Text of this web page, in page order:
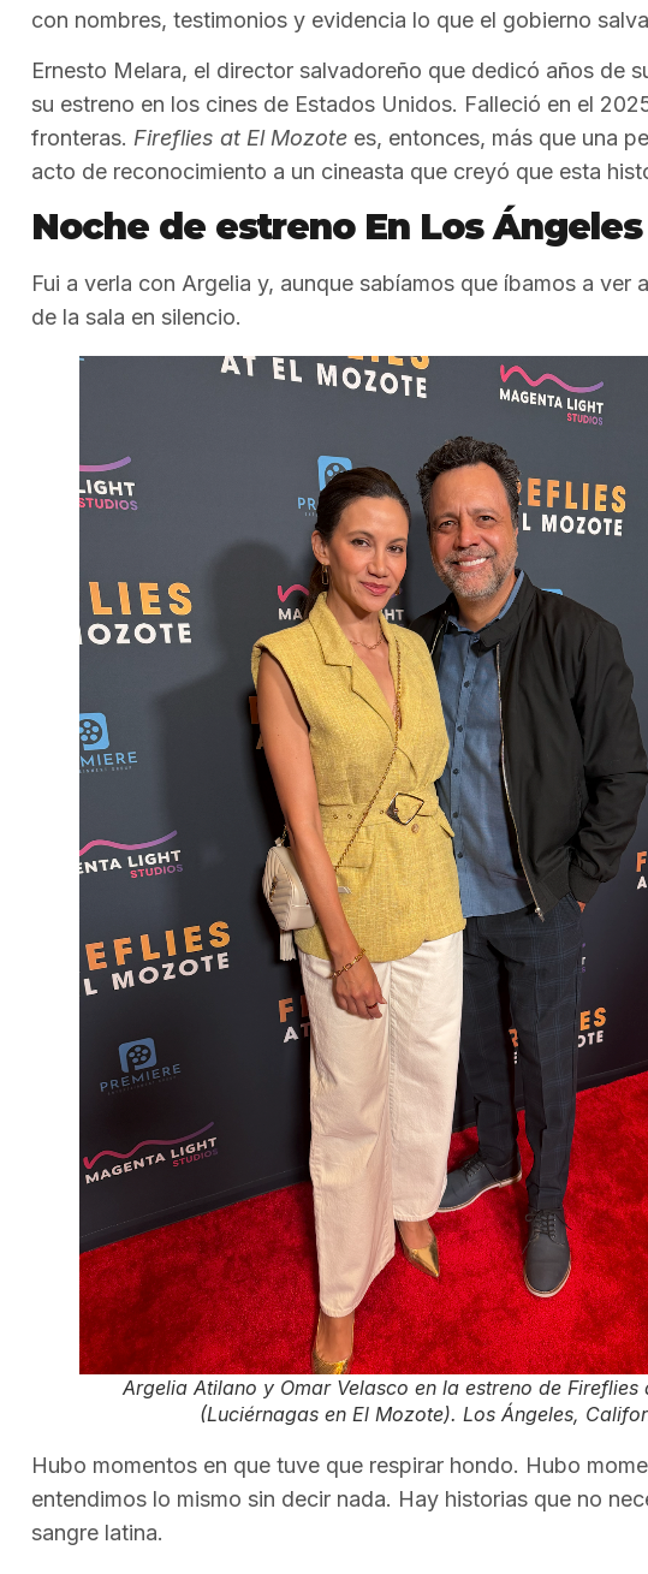
con nombres, testimonios y evidencia lo que el gobierno
Ernesto Melara, el director salvadoreño que dedicó años de
su estreno en los cines de Estados Unidos. Falleció en el
fronteras. Fireflies at El Mozote es, entonces, más que una
acto de reconocimiento a un cineasta que creyó que esta
Noche de estreno En Los Ángeles
Fui a verla con Argelia y, aunque sabíamos que íbamos a
de la sala en silencio.
Argelia Atilano y Omar Velasco en la estreno de Fireflies
(Luciérnagas en El Mozote). Los Ángeles,
Hubo momentos en que tuve que respirar hondo. Hubo
entendimos lo mismo sin decir nada. Hay historias que no
sangre latina.